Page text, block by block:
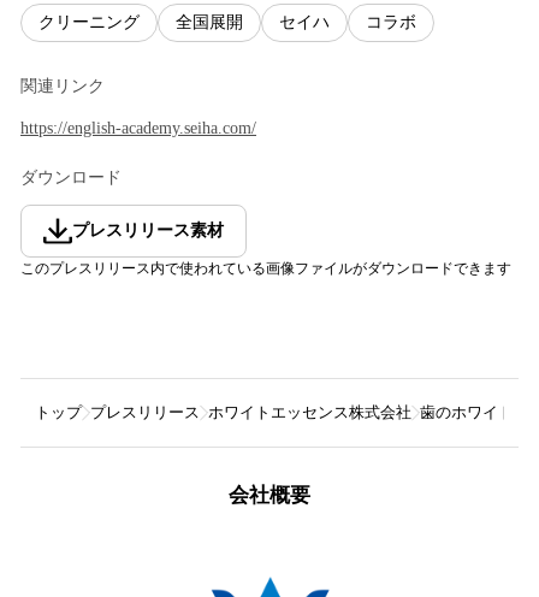
クリーニング 全国展開 セイハ コラボ
関連リンク
https://english-academy.seiha.com/
ダウンロード
プレスリリース素材
このプレスリリース内で使われている画像ファイルがダウンロードできます
トップ プレスリリース ホワイトエッセンス株式会社 歯のホワイトニ
会社概要